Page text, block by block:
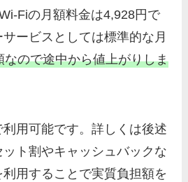
Fiの月額料金は4,928円で
ービスとしては標準的な月
なので途中から値上がりしま
用可能です。詳しくは後述
ト割やキャッシュバックな
用することで実質負担額を